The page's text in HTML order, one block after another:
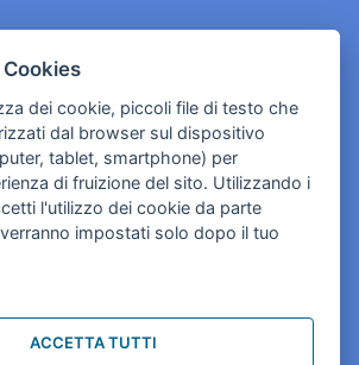
privacy
dei cookie, piccoli file di testo che
dal browser sul dispositivo
tablet, smartphone) per
di fruizione del sito. Utilizzando i
l'utilizzo dei cookie da parte
impostati solo dopo il tuo
ACCETTA TUTTI